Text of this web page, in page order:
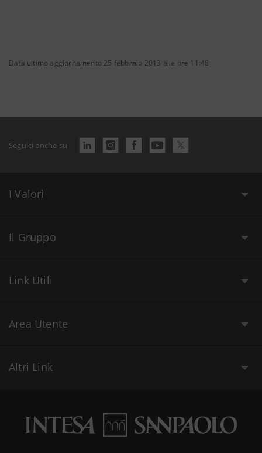
Data ultimo aggiornamento 25 febbraio 2013 alle ore 11:48
Seguici anche su
I Valori
Il Gruppo
Link Utili
Area Utente
Altri Link